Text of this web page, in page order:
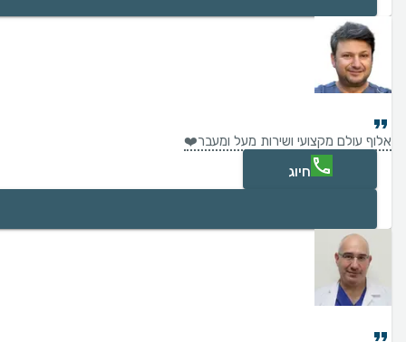
אלוף עולם מקצועי ושירות מעל ומעבר❤️
חיוג